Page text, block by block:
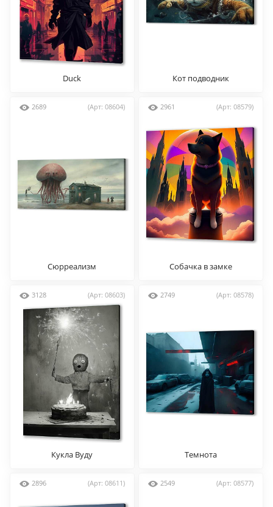
Duck Кот подводник
2689 (Арт: 08604)
Сюрреализм
2961 (Арт: 08579)
Собачка в замке
3128 (Арт: 08603)
Кукла Вуду
2749 (Арт: 08578)
Темнота
2896 (Арт: 08611) 2549 (Арт: 08577)